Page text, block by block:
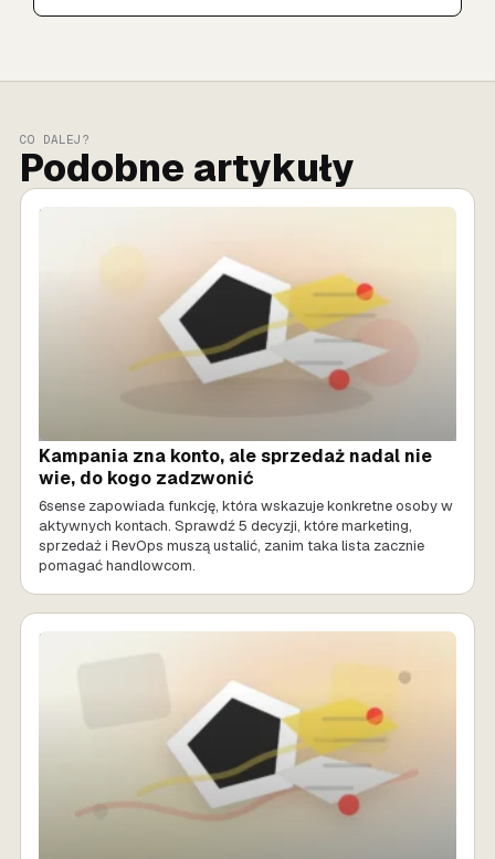
CO DALEJ?
Podobne artykuły
SPRZEDAŻ AI
Kampania zna konto, ale sprzedaż nadal nie
wie, do kogo zadzwonić
6sense zapowiada funkcję, która wskazuje konkretne osoby w
aktywnych kontach. Sprawdź 5 decyzji, które marketing,
sprzedaż i RevOps muszą ustalić, zanim taka lista zacznie
pomagać handlowcom.
SPRZEDAŻ AI